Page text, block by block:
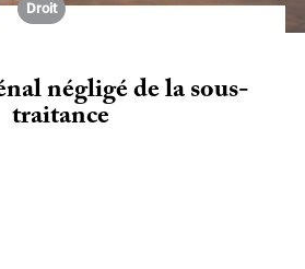
Droit
négligé de la sous-
traitance